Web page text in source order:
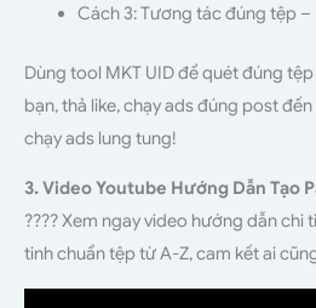
Cách 3: Tương tác đúng tệp
Dùng tool MKT UID để quét đúng
bạn, thả like, chạy ads đúng post
chạy ads lung tung!
3. Video Youtube Hướng Dẫn Tạo
???? Xem ngay video hướng dẫn chi
tinh chuẩn tệp từ A-Z, cam kết ai